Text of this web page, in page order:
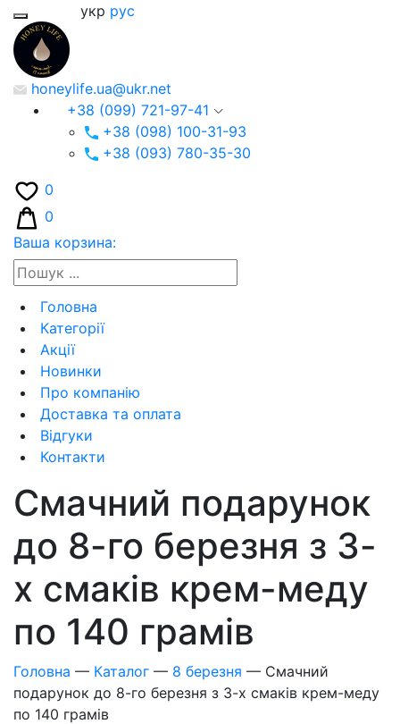
укр рус
honeylife.ua@ukr.net
+38 (099) 721-97-41
+38 (098) 100-31-93
+38 (093) 780-35-30
0
0
Ваша корзина:
Головна
Категорії
Акції
Новинки
Про компанію
Доставка та оплата
Відгуки
Контакти
Смачний подарунок
до 8-го березня з 3-
х смаків крем-меду
по 140 грамів
Головна — Каталог — 8 березня — Смачний
подарунок до 8-го березня з 3-х смаків крем-меду
по 140 грамів